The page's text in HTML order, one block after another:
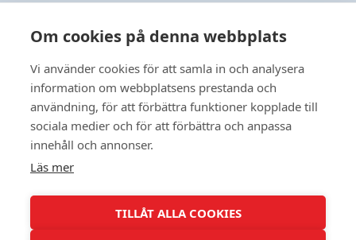
Företagskund & Utbildning FAQs
CONTACTS
+46 070 0122 333
Företagsvägen 10, 227 61 Lund
Lund@speedyphonefix.net
Om cookies på denna webbplats
Vi använder cookies för att samla in och analysera
information om webbplatsens prestanda och
användning, för att förbättra funktioner kopplade till
sociala medier och för att förbättra och anpassa
innehåll och annonser.
Läs mer
TILLÅT ALLA COOKIES